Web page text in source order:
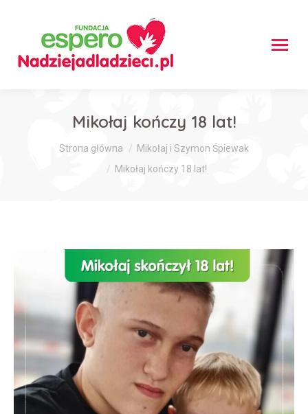
Mikołaj kończy 18 lat!
Jesteś tutaj:Strona główna
Mikołaj i Szymon Śpiewak
Mikołaj kończy 18 lat!